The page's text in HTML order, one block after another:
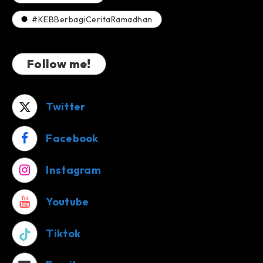
#KEBBerbagiCeritaRamadhan
Follow me!
Twitter
Facebook
Instagram
Youtube
Tiktok